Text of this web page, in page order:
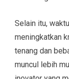
Selain itu,
meningkatkan
tenang dan
muncul lebih